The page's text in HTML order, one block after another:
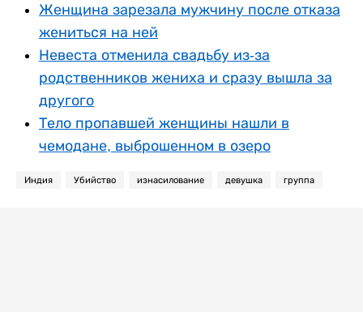
Женщина зарезала мужчину после отказа
жениться на ней
Невеста отменила свадьбу из-за
родственников жениха и сразу вышла за
другого
Тело пропавшей женщины нашли в
чемодане, выброшенном в озеро
Индия Убийство изнасилование девушка группа